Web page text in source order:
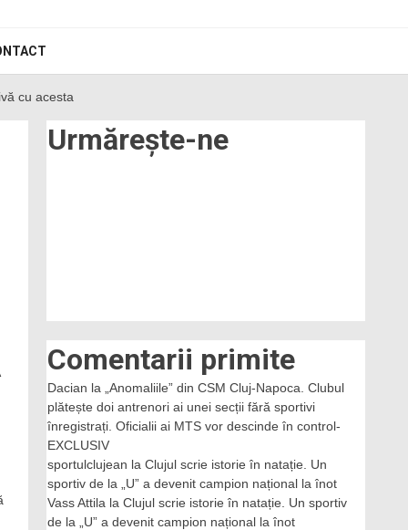
cu acesta
Urmărește-ne
Comentarii primite
Dacian la
„Anomaliile” din CSM Cluj-Napoca. Clubul
plătește doi antrenori ai unei secții fără sportivi
înregistrați. Oficialii ai MTS vor descinde în control-
EXCLUSIV
sportulclujean la Clujul scrie istorie în natație. Un
sportiv de la „U” a devenit campion național la înot
Vass Attila la Clujul scrie istorie în natație. Un sportiv
de la „U” a devenit campion național la înot